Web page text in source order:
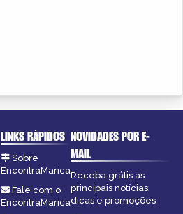
LINKS RÁPIDOS
Sobre
EncontraMarica
Fale com o
EncontraMarica
NOVIDADES POR E-
MAIL
Receba grátis as
principais notícias,
dicas e promoções